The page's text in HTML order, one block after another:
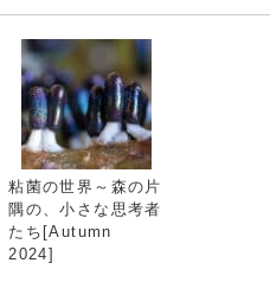
粘菌の世界～森の片
隅の、小さな思考者
たち[Autumn
2024]